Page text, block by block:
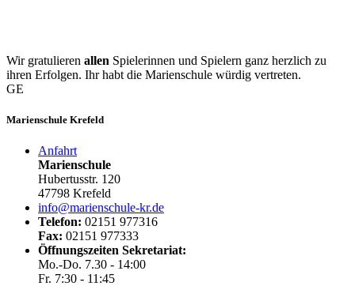
Wir gratulieren allen Spielerinnen und Spielern ganz herzlich zu
ihren Erfolgen. Ihr habt die Marienschule würdig vertreten.
GE
Marienschule Krefeld
Anfahrt
Marienschule
Hubertusstr. 120
47798 Krefeld
info@marienschule-kr.de
Telefon: 02151 977316
Fax: 02151 977333
Öffnungszeiten Sekretariat:
Mo.-Do. 7.30 - 14:00
Fr. 7:30 - 11:45